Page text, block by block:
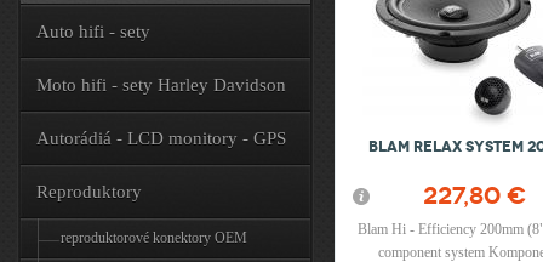
Blam Relax system
227,80 €
Blam Hi - Efficiency 200mm
component system
Auto hifi - sety
Moto hifi - sety Harley Davidson
Autorádiá - LCD monitory - GPS
Reproduktory
reproduktorové konektory OEM